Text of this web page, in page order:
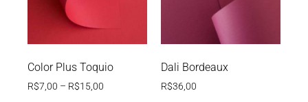
Color Plus Toquio
R$7,00 – R$15,00
Dali Bordeaux
R$36,00